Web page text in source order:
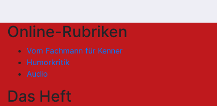
Online-Rubriken
Vom Fachmann für Kenner
Humorkritik
Audio
Das Heft